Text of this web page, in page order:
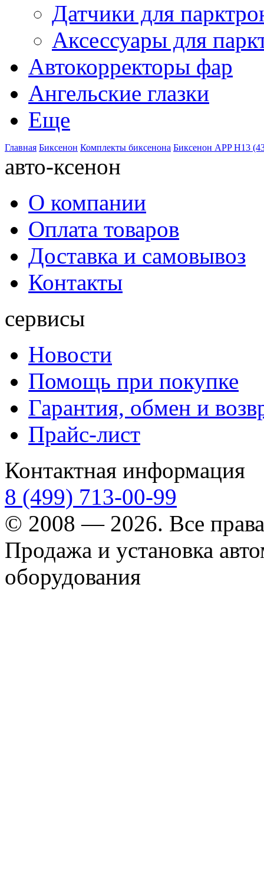
Датчики для
Аксессуары для
Автокорректоры фар
Ангельские глазки
Еще
Главная Биксенон Комплекты биксенона Биксенон APP H13
авто-ксенон
О компании
Оплата товаров
Доставка и самовывоз
Контакты
сервисы
Новости
Помощь при покупке
Гарантия, обмен и
Прайс-лист
Контактная информация
8 (499) 713-00-99
© 2008 — 2026. Все
Продажа и установка
оборудования